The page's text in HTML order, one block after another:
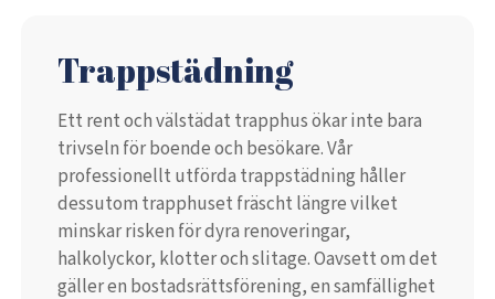
Trappstädning
Ett rent och välstädat trapphus ökar inte bara
trivseln för boende och besökare. Vår
professionellt utförda trappstädning håller
dessutom trapphuset fräscht längre vilket
minskar risken för dyra renoveringar,
halkolyckor, klotter och slitage. Oavsett om det
gäller en bostadsrättsförening, en samfällighet